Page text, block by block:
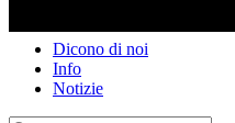
Dicono di noi
Info
Notizie